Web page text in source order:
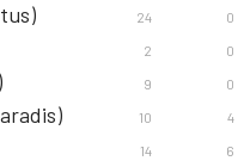
24 0
2 0
9 0
10 4
14 6